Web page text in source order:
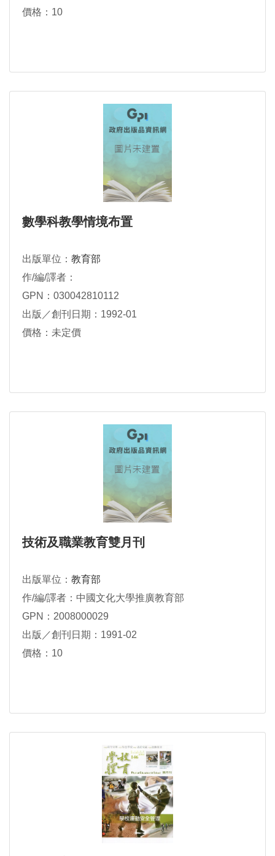
價格：10
數學科教學情境布置
出版單位： 教育部
作/編/譯者：
GPN：030042810112
出版／創刊日期：1992-01
價格：未定價
技術及職業教育雙月刊
出版單位： 教育部
作/編/譯者：中國文化大學推廣教育部
GPN：2008000029
出版／創刊日期：1991-02
價格：10